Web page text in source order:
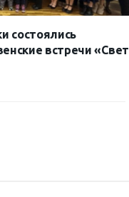
состоялись
встречи «Свет